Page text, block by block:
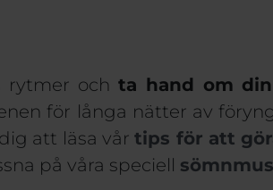
rytmer och ta hand om
för långa nätter av
att läsa vårtips för att
på våra speciell